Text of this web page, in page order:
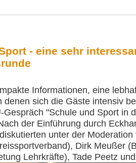
- eine sehr
Informationen, eine
denen sich die Gäste intensiv
Gespräch "Schule und Sport in
der Einführung durch
unter der
Dirk Meußer
Lehrkräfte), Tade Peetz